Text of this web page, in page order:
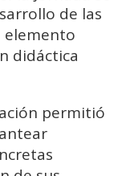
de las
elemento
didáctica
permitió